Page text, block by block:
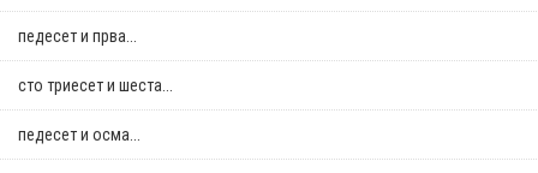
педесет и прва...
сто триесет и шеста...
педесет и осма...